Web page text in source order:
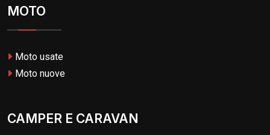
MOTO
Moto usate
Moto nuove
CAMPER E CARAVAN